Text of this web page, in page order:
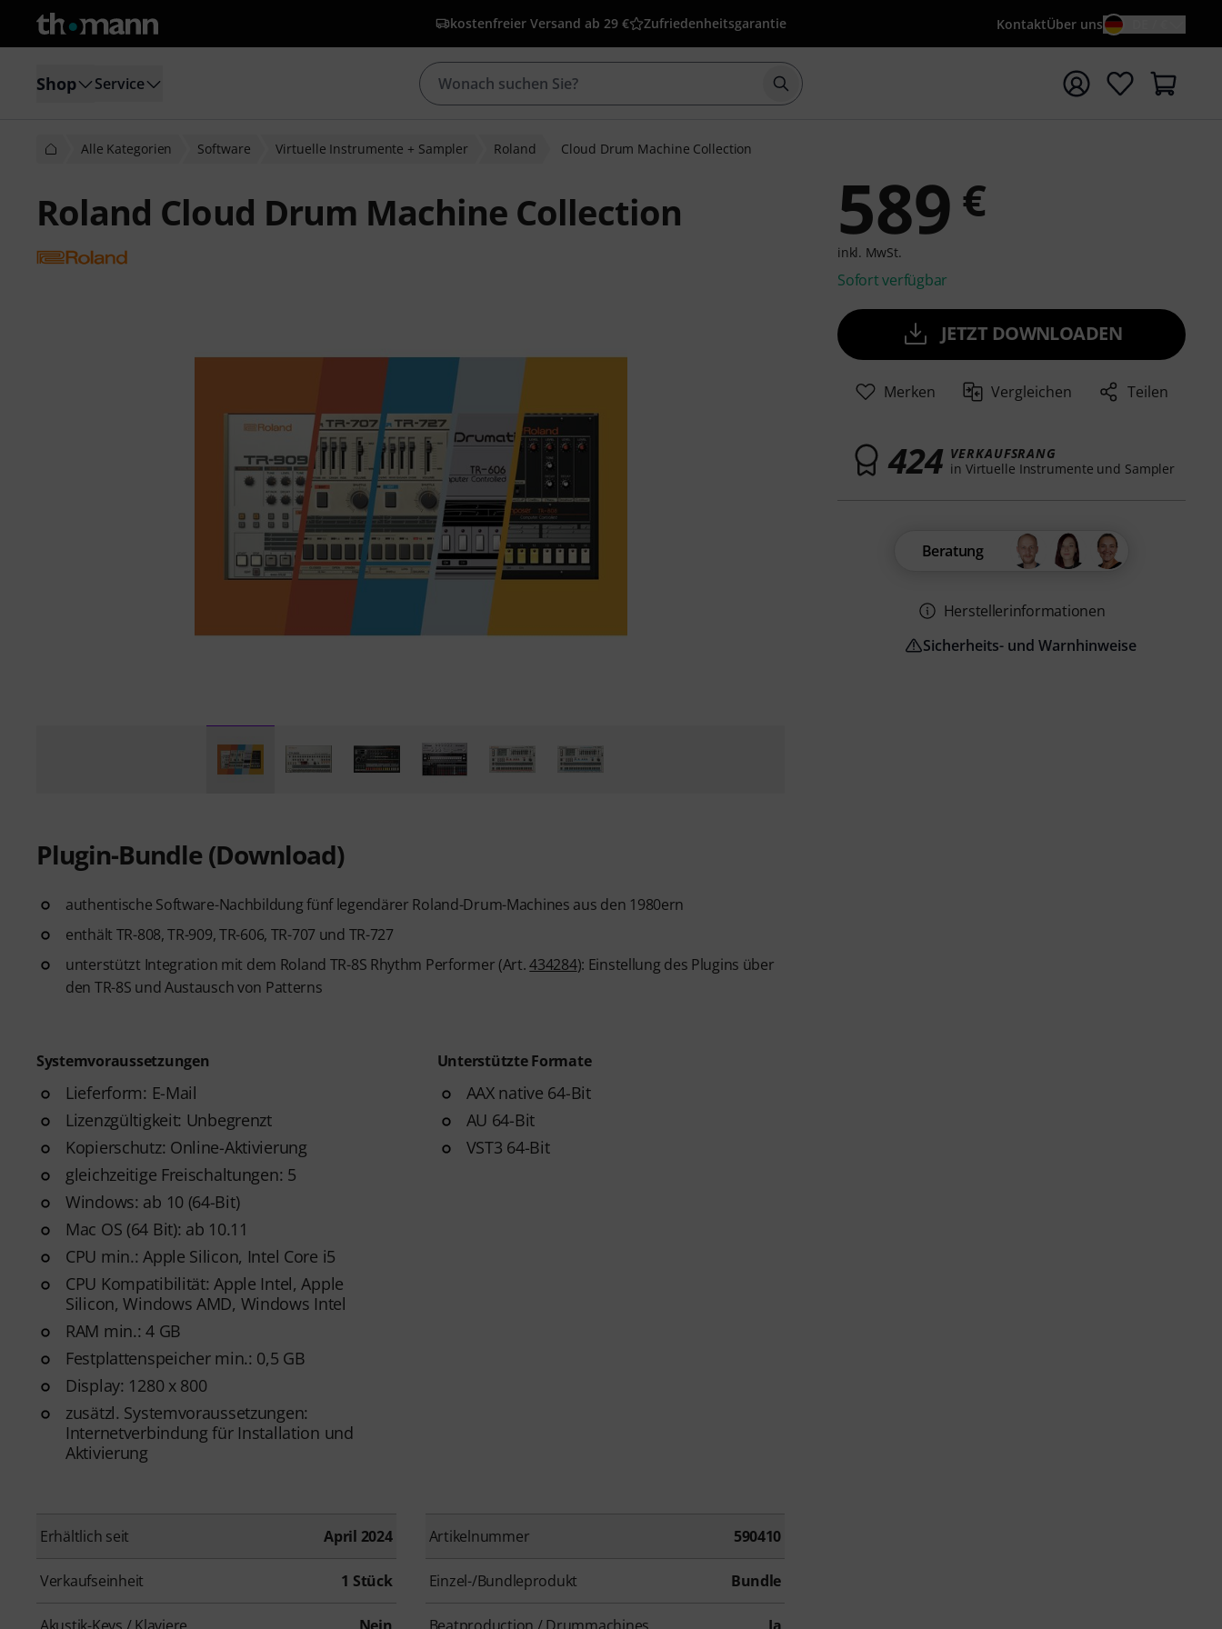
kostenfreier Versand ab 29 € Zufriedenheitsgarantie KontaktÜber uns
Shop Service Suche mit Suchwort {searchTerm} starten
Alle Kategorien Software Virtuelle Instrumente + Sampler Roland Cloud Drum Machine Collection
Roland Cloud Drum Machine Collection
Plugin-Bundle (Download)
authentische Software-Nachbildung fünf legendärer Roland-Drum-Machines aus den 1980ern
enthält TR-808, TR-909, TR-606, TR-707 und TR-727
unterstützt Integration mit dem Roland TR-8S Rhythm Performer (Art.434284): Einstellung des Plugins über
den TR-8S und Austausch von Patterns
Systemvoraussetzungen
Lieferform: E-Mail
Lizenzgültigkeit: Unbegrenzt
Kopierschutz: Online-Aktivierung
gleichzeitige Freischaltungen: 5
Windows: ab 10 (64-Bit)
Mac OS (64 Bit): ab 10.11
CPU min.: Apple Silicon, Intel Core i5
CPU Kompatibilität: Apple Intel, Apple
Silicon, Windows AMD, Windows Intel
RAM min.: 4 GB
Festplattenspeicher min.: 0,5 GB
Display: 1280 x 800
zusätzl. Systemvoraussetzungen:
Internetverbindung für Installation und
Aktivierung
Unterstützte Formate
AAX native 64-Bit
AU 64-Bit
VST3 64-Bit
Erhältlich seit April 2024 Artikelnummer 590410
Verkaufseinheit 1 Stück Einzel-/Bundleprodukt Bundle
589 €
inkl. MwSt.
Sofort verfügbar
JETZT DOWNLOADEN
Merken Vergleichen Teilen
424 VERKAUFSRANG
in Virtuelle Instrumente und Sampler
Beratung
Herstellerinformationen
Sicherheits- und Warnhinweise